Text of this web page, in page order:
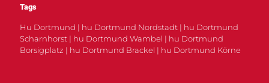
Tags
Hu Dortmund | hu Dortmund Nordstadt | hu Dortmund
Scharnhorst | hu Dortmund Wambel | hu Dortmund
Borsigplatz | hu Dortmund Brackel | hu Dortmund Körne